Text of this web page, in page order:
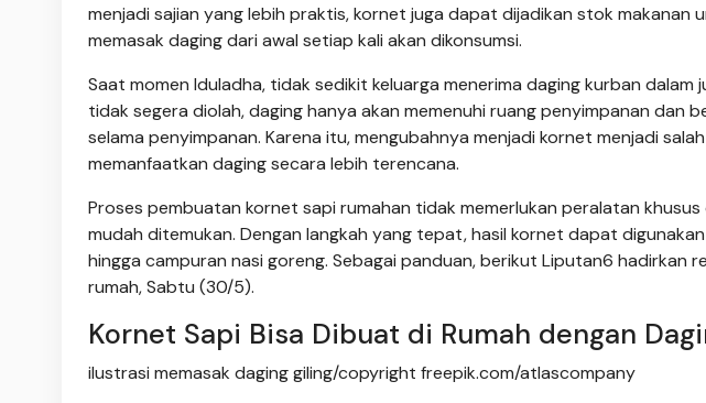
menjadi sajian yang lebih praktis, kornet juga dapat dijadikan stok makanan
memasak daging dari awal setiap kali akan dikonsumsi.
Saat momen Iduladha, tidak sedikit keluarga menerima daging kurban dalam
tidak segera diolah, daging hanya akan memenuhi ruang penyimpanan dan
selama penyimpanan. Karena itu, mengubahnya menjadi kornet menjadi
memanfaatkan daging secara lebih terencana.
Proses pembuatan kornet sapi rumahan tidak memerlukan peralatan
mudah ditemukan. Dengan langkah yang tepat, hasil kornet dapat
hingga campuran nasi goreng. Sebagai panduan, berikut Liputan6 hadirkan
rumah, Sabtu (30/5).
Kornet Sapi Bisa Dibuat di Rumah dengan
ilustrasi memasak daging giling/copyright freepik.com/atlascompany